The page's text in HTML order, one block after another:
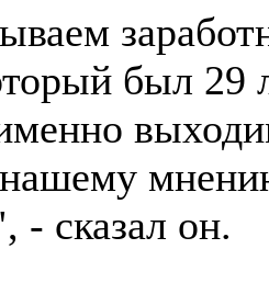
был 29
нашему
- сказал он.